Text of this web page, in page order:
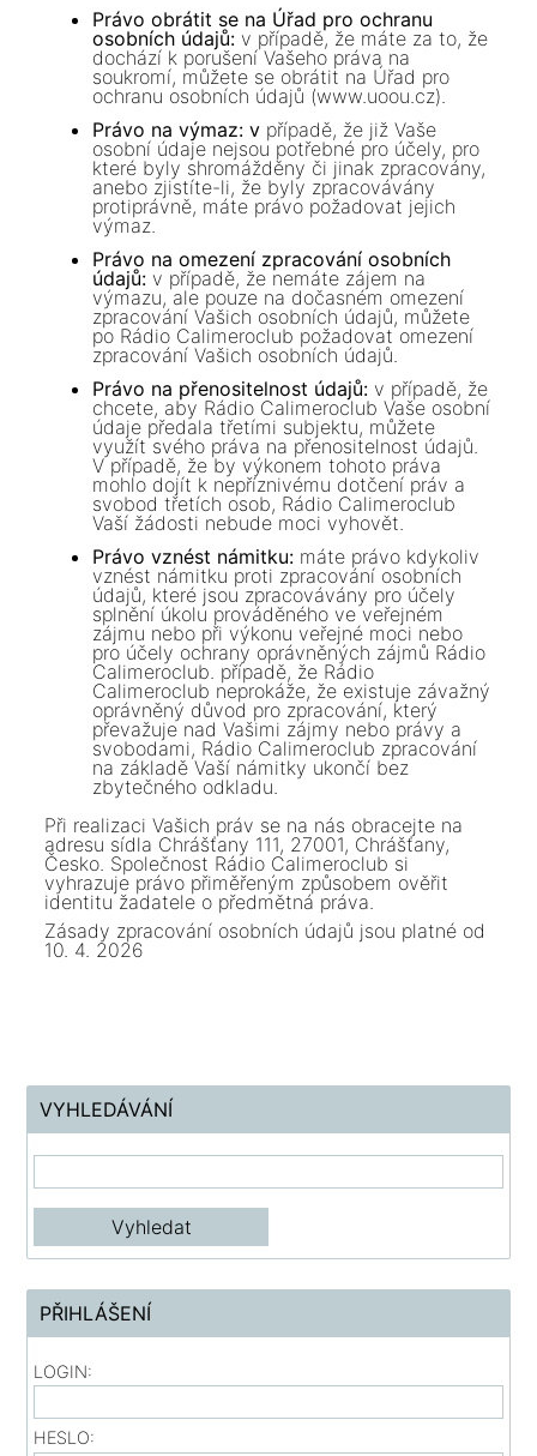
Právo obrátit se na Úřad pro ochranu
osobních údajů:v případě, že máte za to, že
dochází k porušení Vašeho práva na
soukromí, můžete se obrátit na Úřad pro
ochranu osobních údajů (www.uoou.cz).
Právo na výmaz: v případě, že již Vaše
osobní údaje nejsou potřebné pro účely, pro
které byly shromážděny či jinak zpracovány,
anebo zjistíte-li, že byly zpracovávány
protiprávně, máte právo požadovat jejich
výmaz.
Právo na omezení zpracování osobních
údajů:v případě, že nemáte zájem na
výmazu, ale pouze na dočasném omezení
zpracování Vašich osobních údajů, můžete
po Rádio Calimeroclub požadovat omezení
zpracování Vašich osobních údajů.
Právo na přenositelnost údajů:v případě, že
chcete, aby Rádio Calimeroclub Vaše osobní
údaje předala třetími subjektu, můžete
využít svého práva na přenositelnost údajů.
V případě, že by výkonem tohoto práva
mohlo dojít k nepříznivému dotčení práv a
svobod třetích osob, Rádio Calimeroclub
Vaší žádosti nebude moci vyhovět.
Právo vznést námitku: máte právo kdykoliv
vznést námitku proti zpracování osobních
údajů, které jsou zpracovávány pro účely
splnění úkolu prováděného ve veřejném
zájmu nebo při výkonu veřejné moci nebo
pro účely ochrany oprávněných zájmů Rádio
Calimeroclub. případě, že Rádio
Calimeroclub neprokáže, že existuje závažný
oprávněný důvod pro zpracování, který
převažuje nad Vašimi zájmy nebo právy a
svobodami, Rádio Calimeroclub zpracování
na základě Vaší námitky ukončí bez
zbytečného odkladu.
Při realizaci Vašich práv se na nás obracejte na
adresu sídla Chrášťany 111, 27001, Chrášťany,
Česko. Společnost Rádio Calimeroclub si
vyhrazuje právo přiměřeným způsobem ověřit
identitu žadatele o předmětná práva.
Zásady zpracování osobních údajů jsou platné od
10. 4. 2026
VYHLEDÁVÁNÍ
PŘIHLÁŠENÍ
LOGIN:
HESLO: